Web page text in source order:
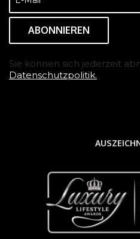
Mail
(erforderlich)
Sie können sich jederzeit
Datenschutzpolitik.